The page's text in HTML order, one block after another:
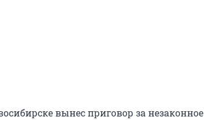
вынес приговор за незаконное